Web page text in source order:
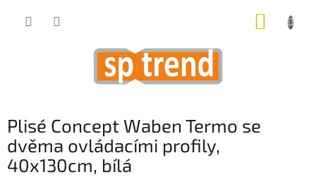
Plisé Concept Waben Termo se
dvěma ovládacími profily,
40x130cm, bílá